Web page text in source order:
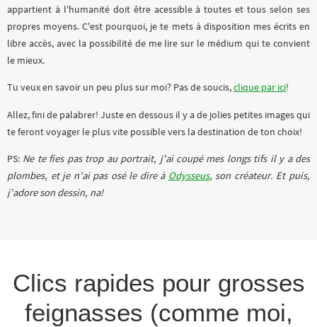
appartient à l'humanité doit être acessible à toutes et tous selon ses
propres moyens. C'est pourquoi, je te mets à disposition mes écrits en
libre accès, avec la possibilité de me lire sur le médium qui te convient
le mieux.
Tu veux en savoir un peu plus sur moi? Pas de soucis,clique par ici!
Allez, fini de palabrer! Juste en dessous il y a de jolies petites images qui
te feront voyager le plus vite possible vers la destination de ton choix!
PS: Ne te fies pas trop au portrait, j'ai coupé mes longs tifs il y a des
plombes, et je n'ai pas osé le dire à Odysseus, son créateur. Et puis,
j'adore son dessin, na!
Clics rapides pour grosses
feignasses (comme moi,